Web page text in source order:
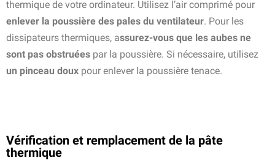
thermique de votre ordinateur. Utilisez l’air comprimé pour
enlever la poussière des pales du ventilateur. Pour les
dissipateurs thermiques, assurez-vous que les aubes ne
sont pas obstruées par la poussière. Si nécessaire, utilisez
un pinceau doux pour enlever la poussière tenace.
Vérification et remplacement de la pâte
thermique